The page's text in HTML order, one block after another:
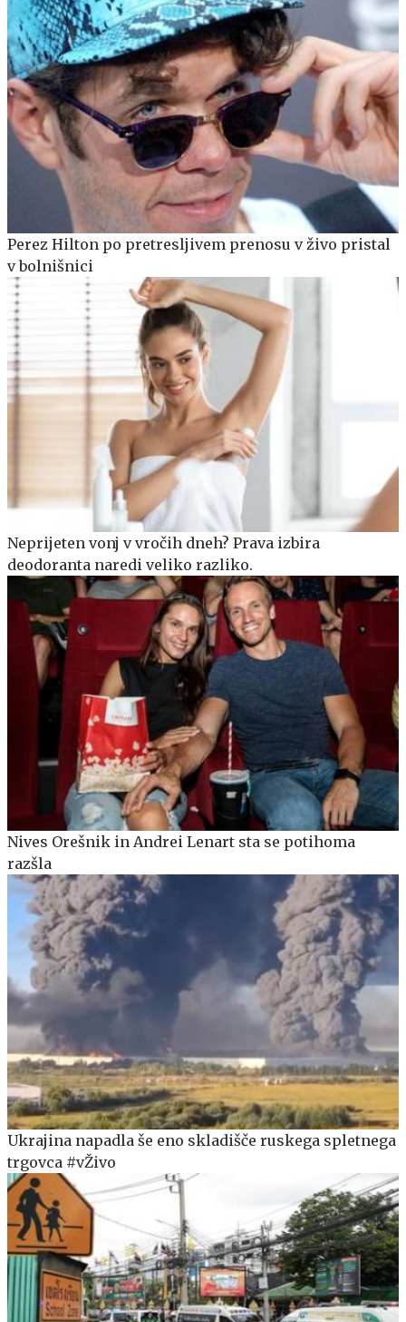
Perez Hilton po pretresljivem prenosu v živo pristal
v bolnišnici
Neprijeten vonj v vročih dneh? Prava izbira
deodoranta naredi veliko razliko.
Nives Orešnik in Andrei Lenart sta se potihoma
razšla
Ukrajina napadla še eno skladišče ruskega spletnega
trgovca #vŽivo